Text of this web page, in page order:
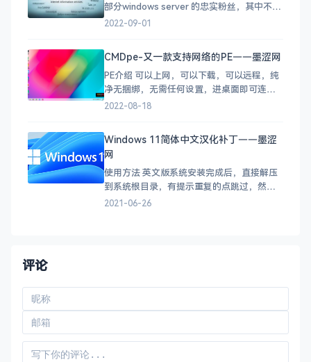
恢复软性
部分windows server 的忠实粉丝，其中不乏
有一些企业的自建服务器以windows server
需要PHP环境的话需要手动安装，下面介绍
在IIS
2022-09-01
CMDpe-又一款支持网络的PE——墨涩网
PE介绍 可以上网，可以下载，可以远程，纯
净无捆绑，无需任何设置，进桌面即可连
网，支持有线+Wifi连网。 支持检查更新，支
电脑。 官网 https://www.cmdpe.com/ 如
何安
2022-08-18
Windows 11简体中文汉化补丁——墨涩
网
使用方法 英文版系统安装完成后，直接解压
到系统根目录，有提示重复的点跳过，然后
重启即可。 截图 下载地址
2021-06-26
评论